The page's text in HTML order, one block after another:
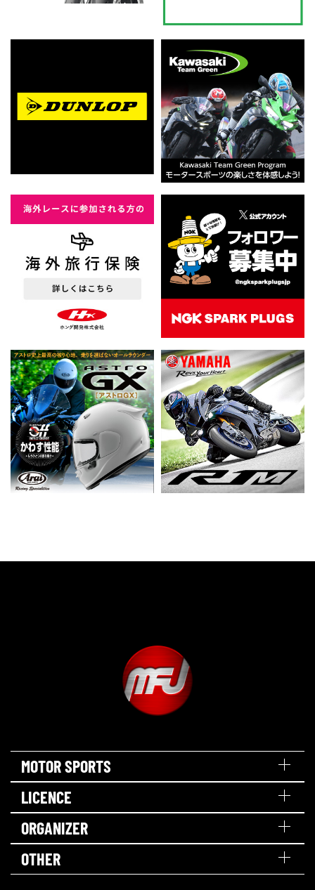
MOTOR SPORTS
LICENCE
ORGANIZER
OTHER